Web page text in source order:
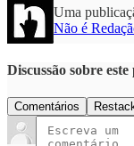
Uma
Não é
Discussão sobre este
Comentários